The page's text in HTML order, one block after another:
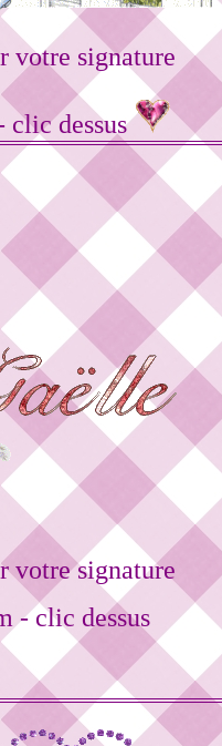
votre signature
clic dessus
votre signature
- clic dessus